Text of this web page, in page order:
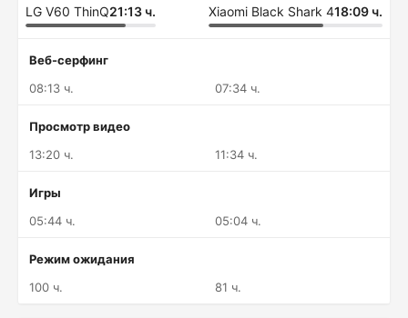
LG V60 ThinQ21:13 ч. Xiaomi Black Shark 418:09 ч.
Веб-серфинг
08:13 ч.
07:34 ч.
Просмотр видео
13:20 ч.
11:34 ч.
Игры
05:44 ч.
05:04 ч.
Режим ожидания
100 ч.
81 ч.